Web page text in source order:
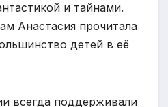
и тайнами.
Анастасия прочитала
детей в её
всегда поддерживали